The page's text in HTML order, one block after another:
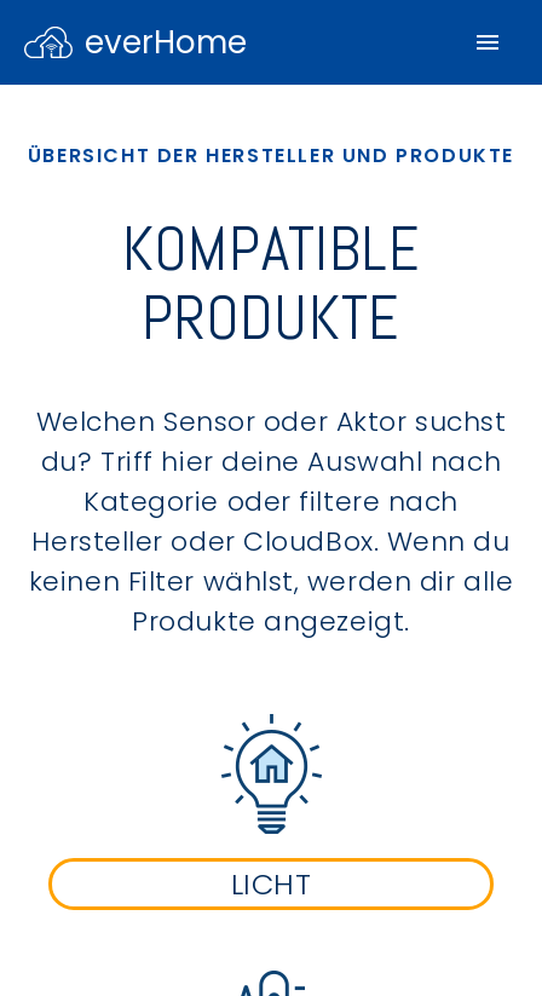
everHome
ÜBERSICHT DER HERSTELLER UND PRODUKTE
KOMPATIBLE
PRODUKTE
Welchen Sensor oder Aktor suchst
du? Triff hier deine Auswahl nach
Kategorie oder filtere nach
Hersteller oder CloudBox. Wenn du
keinen Filter wählst, werden dir alle
Produkte angezeigt.
LICHT